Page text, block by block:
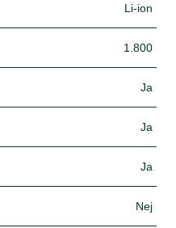
Li-ion
1.800
Ja
Ja
Ja
Nej